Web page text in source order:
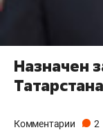
Назначен
Татарстана
Комментарии 2